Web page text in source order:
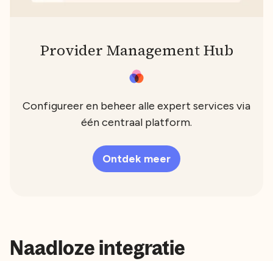
Provider Management Hub
Configureer en beheer alle expert services via
één centraal platform.
Ontdek meer
Naadloze integratie